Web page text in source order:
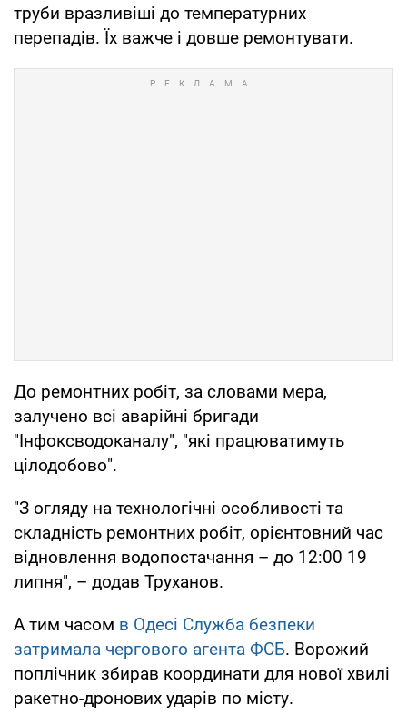
труби вразливіші до температурних
перепадів. Їх важче і довше ремонтувати.
До ремонтних робіт, за словами мера,
залучено всі аварійні бригади
"Інфоксводоканалу", "які працюватимуть
цілодобово".
"З огляду на технологічні особливості та
складність ремонтних робіт, орієнтовний час
відновлення водопостачання – до 12:00 19
липня", – додав Труханов.
А тим часом в Одесі Служба безпеки
затримала чергового агента ФСБ. Ворожий
поплічник збирав координати для нової хвилі
ракетно-дронових ударів по місту.